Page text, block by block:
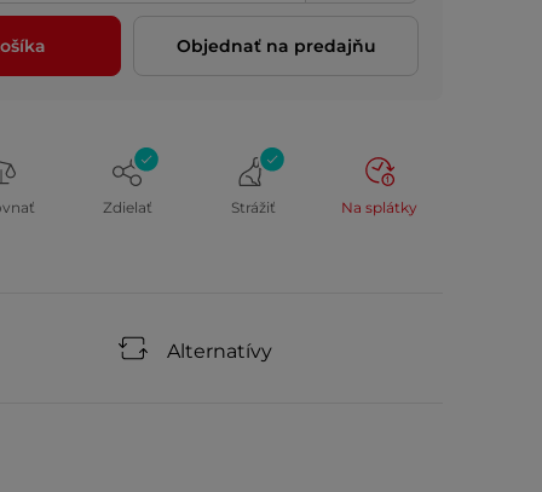
Objednať na predajňu
Zdielať Strážiť Na splátky
Alternatívy